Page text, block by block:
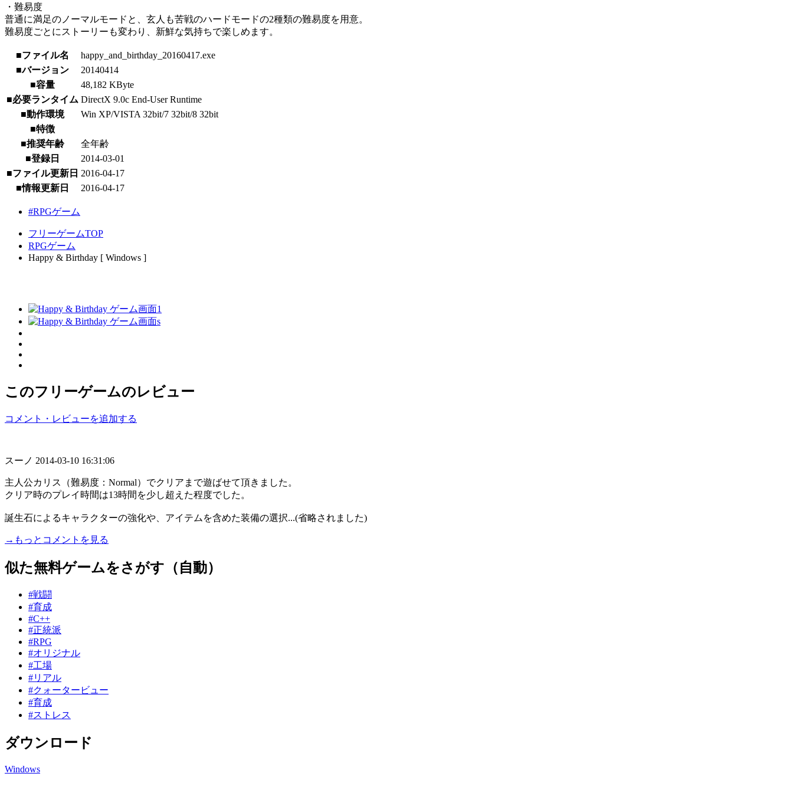
・難易度
普通に満足のノーマルモードと、玄人も苦戦のハードモードの2種類の難易度を用意。
難易度ごとにストーリーも変わり、新鮮な気持ちで楽しめます。
■ファイル名
happy_and_birthday_20160417.exe
■バージョン
20140414
■容量
48,182 KByte
■必要ランタイム DirectX 9.0c End-User Runtime
■動作環境
Win XP/VISTA 32bit/7 32bit/8 32bit
■特徴
■推奨年齢
全年齢
■登録日
2014-03-01
■ファイル更新日 2016-04-17
■情報更新日
2016-04-17
#RPGゲーム
フリーゲームTOP
RPGゲーム
Happy & Birthday [ Windows ]
このフリーゲームのレビュー
コメント・レビューを追加する
スーノ 2014-03-10 16:31:06
主人公カリス（難易度：Normal）でクリアまで遊ばせて頂きました。
クリア時のプレイ時間は13時間を少し超えた程度でした。
誕生石によるキャラクターの強化や、アイテムを含めた装備の選択...(省略されました)
→もっとコメントを見る
似た無料ゲームをさがす（自動）
#戦闘
#育成
#C++
#正統派
#RPG
#オリジナル
#工場
#リアル
#クォータービュー
#育成
#ストレス
ダウンロード
Windows